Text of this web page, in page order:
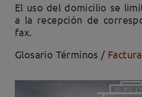
El uso del domicilio se
a la recepción de
fax.
Glosario Términos /